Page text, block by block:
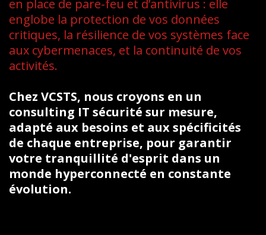
en place de pare-feu et d’antivirus : elle
englobe la protection de vos données
critiques, la résilience de vos systèmes face
aux cybermenaces, et la continuité de vos
activités.
Chez VCSTS, nous croyons en un
consulting IT sécurité sur mesure,
adapté aux besoins et aux spécificités
de chaque entreprise, pour garantir
votre tranquillité d'esprit dans un
monde hyperconnecté en constante
évolution.